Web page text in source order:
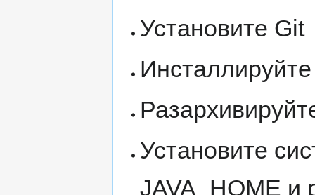
Установите Git
Установите
JAVA_HOME и